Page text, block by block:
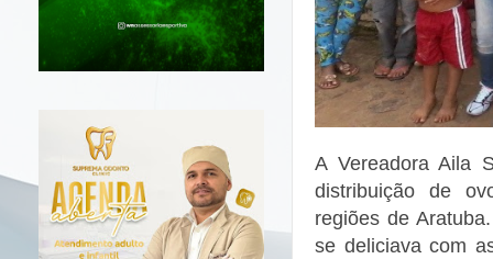
A Vereadora Aila
distribuição de
regiões de
se deliciava com